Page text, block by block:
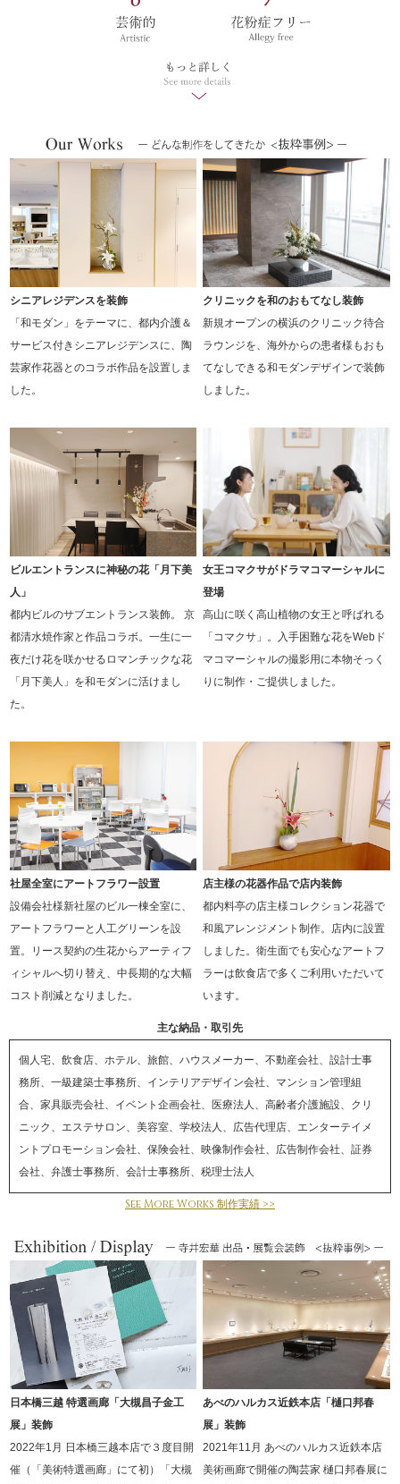
シニアレジデンスを装飾
「和モダン」をテーマに、都内介護＆
サービス付きシニアレジデンスに、陶
芸家作花器とのコラボ作品を設置しま
した。
クリニックを和のおもてなし装飾
新規オープンの横浜のクリニック待合
ラウンジを、海外からの患者様もおも
てなしできる和モダンデザインで装飾
しました。
ビルエントランスに神秘の花「月下美
人」
都内ビルのサブエントランス装飾。 京
都清水焼作家と作品コラボ。一生に一
夜だけ花を咲かせるロマンチックな花
「月下美人」を和モダンに活けまし
た。
女王コマクサがドラマコマーシャルに
登場
高山に咲く高山植物の女王と呼ばれる
「コマクサ」。入手困難な花をWebド
マコマーシャルの撮影用に本物そっく
りに制作・ご提供しました。
社屋全室にアートフラワー設置
設備会社様新社屋のビル一棟全室に、
アートフラワーと人工グリーンを設
置。リース契約の生花からアーティフ
ィシャルへ切り替え、中長期的な大幅
コスト削減となりました。
店主様の花器作品で店内装飾
都内料亭の店主様コレクション花器で
和風アレンジメント制作。店内に設置
しました。衛生面でも安心なアートフ
ラーは飲食店で多くご利用いただいて
います。
主な納品・取引先
個人宅、飲食店、ホテル、旅館、ハウスメーカー、不動産会社、設計士事
務所、一級建築士事務所、インテリアデザイン会社、マンション管理組
合、家具販売会社、イベント企画会社、医療法人、高齢者介護施設、クリ
ニック、エステサロン、美容室、学校法人、広告代理店、エンターテイメ
ントプロモーション会社、保険会社、映像制作会社、広告制作会社、証券
会社、弁護士事務所、会計士事務所、税理士法人
See More Works 制作実績 >>
日本橋三越 特選画廊「大槻昌子金工
展」装飾
2022年1月 日本橋三越本店で３度目開
催（「美術特選画廊」にて初）「大槻
あべのハルカス近鉄本店「樋口邦春
展」装飾
2021年11月 あべのハルカス近鉄本店
美術画廊で開催の陶芸家 樋口邦春展に